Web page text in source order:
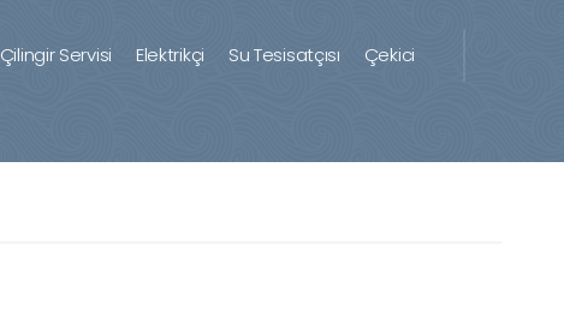
Çilingir Servisi Elektrikçi Su Tesisatçısı Çekici